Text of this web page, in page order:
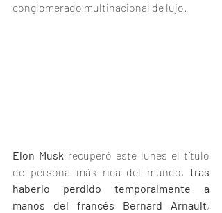
conglomerado multinacional de lujo.
Elon Musk recuperó este lunes el título
de persona más rica del mundo, tras
haberlo perdido temporalmente a
manos del francés Bernard Arnault,